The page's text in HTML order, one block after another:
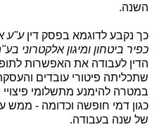
השנה.
כך נקבע לדוגמא בפסק דין
כפיר ביטחון ומיגון אלקטרוני
הדין לעבודה את האפשרות
שתכליתה פיטורי עובדים
במטרה להימנע מתשלומי
כגון דמי חופשה וכדומה - ממש
של שנה בעבודה.